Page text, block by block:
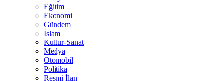
Eğitim
Ekonomi
Gündem
İslam
Kültür-Sanat
Medya
Otomobil
Politika
Resmi İlan